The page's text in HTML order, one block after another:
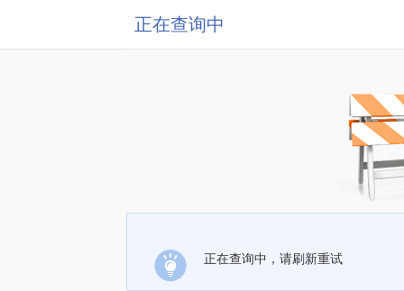
正在查询中
正在查询中，请刷新重试